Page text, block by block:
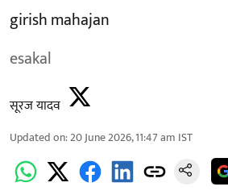
girish mahajan
esakal
सूरज यादव
Updated on:20 June 2026, 11:47 am IST